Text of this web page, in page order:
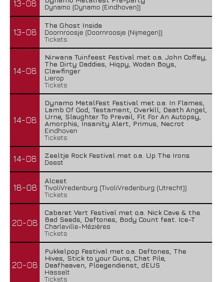
13-08
Dynamo (Dynamo (Eindhoven))
13-08
The Ghost Inside
Doornroosje (Doornroosje (Nijmegen))
Tickets
14-08
Nirwana Tuinfeest Festival met o.a. John Coffey,
The Dirty Daddies, Hiqpy, Wodan Boys,
Clawfinger
Lierop
Tickets
14-08
Dynamo MetalFest Festival met o.a. In Flames,
Lamb Of God, Testament, Overkill, Death Angel,
Urne, Slaughter To Prevail, Fit For An Autopsy,
Amorphis, Insanity Alert, Primus, Necrot
Eindhoven
Tickets
14-08
Zeeltje Rock Festival met o.a. Up The Irons
Deest
18-08
Alcest
TivoliVredenburg (TivoliVredenburg (Utrecht))
Tickets
20-08
Cabaret Vert Festival met o.a. Nick Cave & the
Bad Seeds, Deftones, Body Count feat. Ice-T
Charleville-Mézières
Tickets
20-08
Pukkelpop Festival met o.a. Deftones, The
Hives, Stick to your Guns, Chat Pile,
Deafheaven, Ploegendienst, dEUS
Hasselt
Tickets